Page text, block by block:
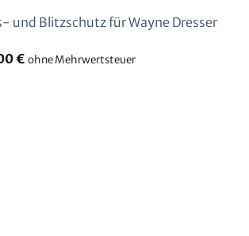
und Blitzschutz für Wayne Dresser
€ ohne Mehrwertsteuer